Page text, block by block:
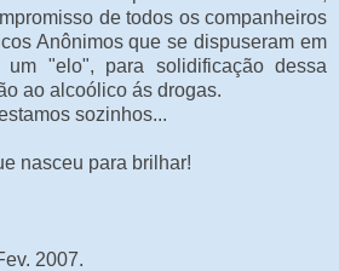
de todos os companheiros
Anônimos que se dispuseram em
um "elo", para solidificação dessa
ao alcoólico ás drogas.
sozinhos...
nasceu para brilhar!
2007.